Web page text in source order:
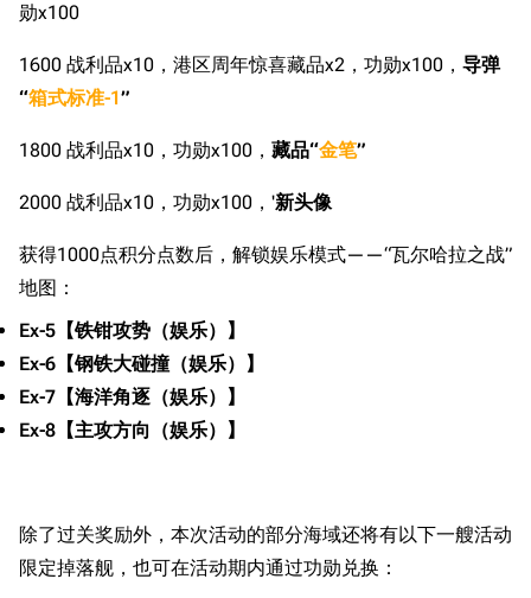
勋x100
1600 战利品x10，港区周年惊喜藏品x2，功勋x100， 导弹
“箱式标准-1”
1800 战利品x10，功勋x100， 藏品“金笔”
2000 战利品x10，功勋x100，'新头像
获得1000点积分点数后，解锁娱乐模式——“瓦尔哈拉之战”
地图：
Ex-5【铁钳攻势（娱乐）】
Ex-6【钢铁大碰撞（娱乐）】
Ex-7【海洋角逐（娱乐）】
Ex-8【主攻方向（娱乐）】
除了过关奖励外，本次活动的部分海域还将有以下一艘活动
限定掉落舰，也可在活动期内通过功勋兑换：